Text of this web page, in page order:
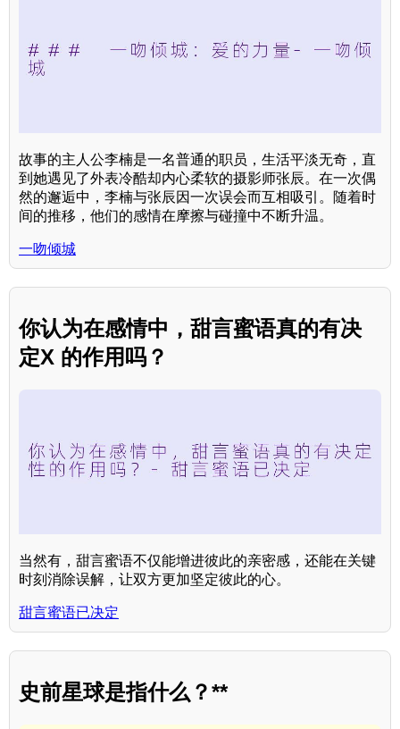
故事的主人公李楠是一名普通的职员，生活平淡无奇，直
到她遇见了外表冷酷却内心柔软的摄影师张辰。在一次偶
然的邂逅中，李楠与张辰因一次误会而互相吸引。随着时
间的推移，他们的感情在摩擦与碰撞中不断升温。
一吻倾城
你认为在感情中，甜言蜜语真的有决
定X 的作用吗？
当然有，甜言蜜语不仅能增进彼此的亲密感，还能在关键
时刻消除误解，让双方更加坚定彼此的心。
甜言蜜语已决定
史前星球是指什么？**